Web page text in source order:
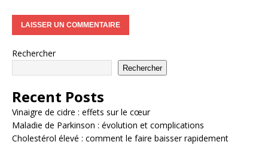
Rechercher
Rechercher
Recent Posts
Vinaigre de cidre : effets sur le cœur
Maladie de Parkinson : évolution et complications
Cholestérol élevé : comment le faire baisser rapidement